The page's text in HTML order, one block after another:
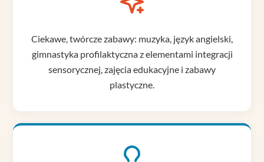
Ciekawe, twórcze zabawy: muzyka, język angielski,
gimnastyka profilaktyczna z elementami integracji
sensorycznej, zajęcia edukacyjne i zabawy
plastyczne.